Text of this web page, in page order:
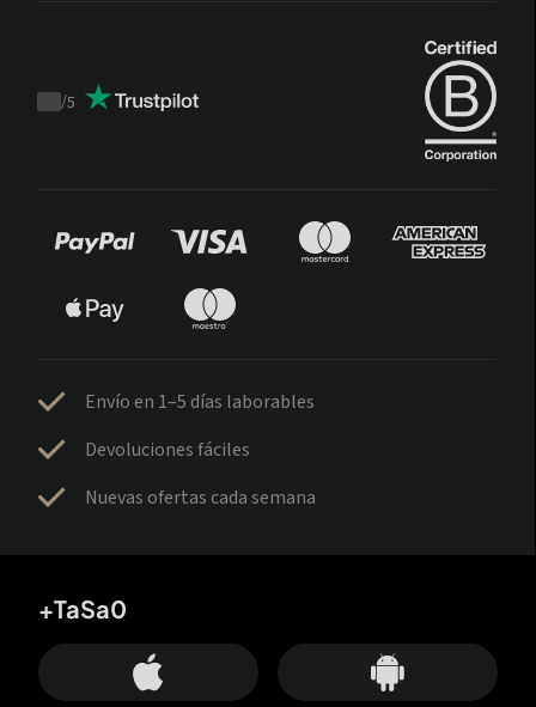
Trustpilot
/5
Envío en 1–5 días laborables
Devoluciones fáciles
Nuevas ofertas cada semana
+TaSa0